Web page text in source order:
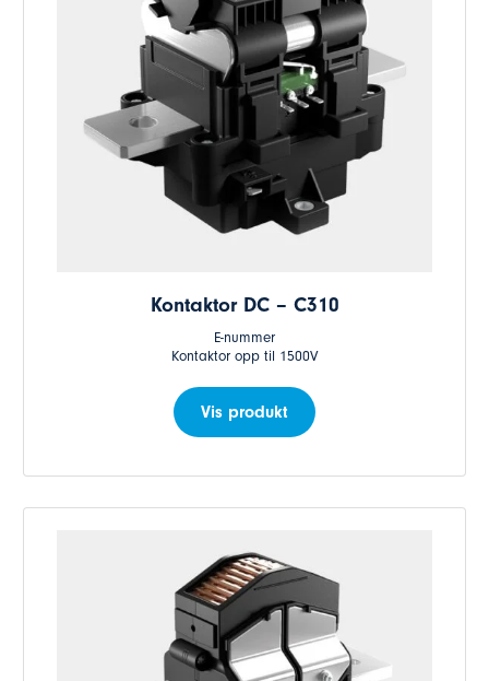
Kontaktor DC – C310
E-nummer
Kontaktor opp til 1500V
Vis produkt